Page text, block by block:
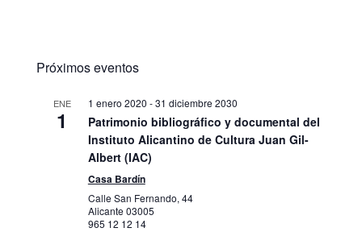
Próximos eventos
ENE
1
1 enero 2020 -31 diciembre 2030
Patrimonio bibliográfico y documental del
Instituto Alicantino de Cultura Juan Gil-
Albert (IAC)
Casa Bardín
Calle San Fernando, 44
Alicante 03005
965 12 12 14